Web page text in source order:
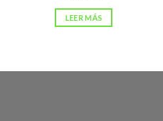
LEER MÁS